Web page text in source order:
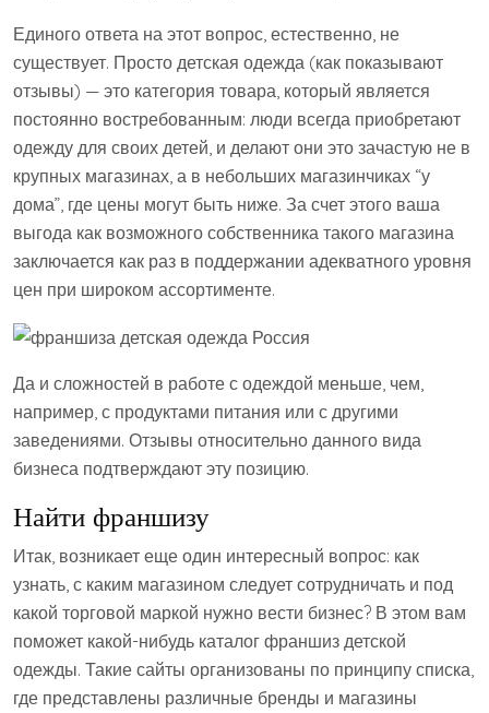
Единого ответа на этот вопрос, естественно, не
существует. Просто детская одежда (как показывают
отзывы) — это категория товара, который является
постоянно востребованным: люди всегда приобретают
одежду для своих детей, и делают они это зачастую не в
крупных магазинах, а в небольших магазинчиках “у
дома”, где цены могут быть ниже. За счет этого ваша
выгода как возможного собственника такого магазина
заключается как раз в поддержании адекватного уровня
цен при широком ассортименте.
Да и сложностей в работе с одеждой меньше, чем,
например, с продуктами питания или с другими
заведениями. Отзывы относительно данного вида
бизнеса подтверждают эту позицию.
Найти франшизу
Итак, возникает еще один интересный вопрос: как
узнать, с каким магазином следует сотрудничать и под
какой торговой маркой нужно вести бизнес? В этом вам
поможет какой-нибудь каталог франшиз детской
одежды. Такие сайты организованы по принципу списка,
где представлены различные бренды и магазины